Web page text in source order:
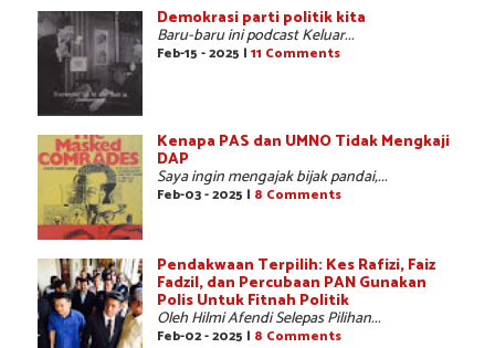
Demokrasi parti politik kita
Baru-baru ini podcast Keluar...
Feb-15 - 2025 | 11 Comments
Kenapa PAS dan UMNO Tidak Mengkaji
DAP
Saya ingin mengajak bijak pandai,...
Feb-03 - 2025 | 8 Comments
Pendakwaan Terpilih: Kes Rafizi, Faiz
Fadzil, dan Percubaan PAN Gunakan
Polis Untuk Fitnah Politik
Oleh Hilmi Afendi Selepas Pilihan...
Feb-02 - 2025 | 8 Comments